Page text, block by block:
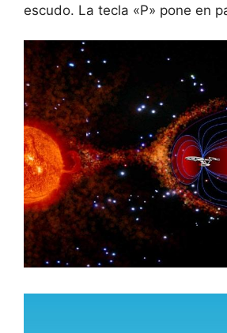
escudo. La tecla «P» pone en